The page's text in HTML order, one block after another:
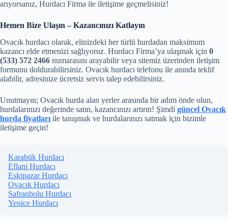
arıyorsanız, Hurdacı Firma ile iletişime geçmelisiniz!
Hemen Bize Ulaşın – Kazancınızı Katlayın
Ovacık hurdacı olarak, elinizdeki her türlü hurdadan maksimum
kazancı elde etmenizi sağlıyoruz. Hurdacı Firma’ya ulaşmak için 0
(533) 572 2466 numarasını arayabilir veya sitemiz üzerinden iletişim
formunu doldurabilirsiniz. Ovacık hurdacı telefonu ile anında teklif
alabilir, adresinize ücretsiz servis talep edebilirsiniz.
Unutmayın; Ovacık hurda alan yerler arasında bir adım önde olun,
hurdalarınızı değerinde satın, kazancınızı artırın! Şimdi güncel Ovacık
hurda fiyatları ile tanışmak ve hurdalarınızı satmak için bizimle
iletişime geçin!
Karabük Hurdacı
Eflani Hurdacı
Eskipazar Hurdacı
Ovacık Hurdacı
Safranbolu Hurdacı
Yenice Hurdacı